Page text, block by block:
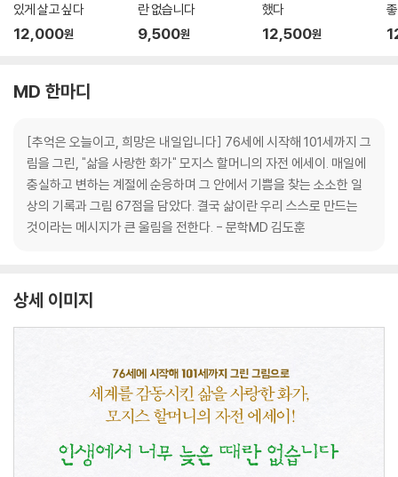
있게 살고 싶다
12,000원
란 없습니다
9,500원
했다
12,500원
MD 한마디
[추억은 오늘이고, 희망은 내일입니다] 76세에 시작해 101세까지 그
림을 그린, "삶을 사랑한 화가" 모지스 할머니의 자전 에세이. 매일에
충실하고 변하는 계절에 순응하며 그 안에서 기쁨을 찾는 소소한 일
상의 기록과 그림 67점을 담았다. 결국 삶이란 우리 스스로 만드는
것이라는 메시지가 큰 울림을 전한다. - 문학MD 김도훈
상세 이미지